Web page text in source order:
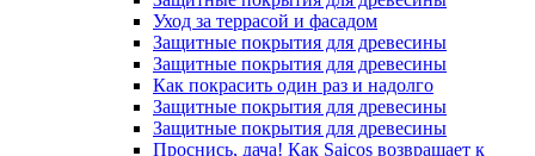
Уход за террасой и фасадом
Защитные покрытия для древесины
Защитные покрытия для древесины
Как покрасить один раз и надолго
Защитные покрытия для древесины
Защитные покрытия для древесины
Проснись, дача! Как Saicos возвращает к